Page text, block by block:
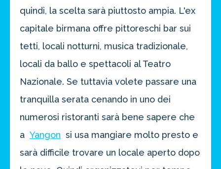
quindi, la scelta sarà piuttosto ampia. L'ex
capitale birmana offre pittoreschi bar sui
tetti, locali notturni, musica tradizionale,
locali da ballo e spettacoli al Teatro
Nazionale. Se tuttavia volete passare una
tranquilla serata cenando in uno dei
numerosi ristoranti sarà bene sapere che
a Yangon si usa mangiare molto presto e
sarà difficile trovare un locale aperto dopo